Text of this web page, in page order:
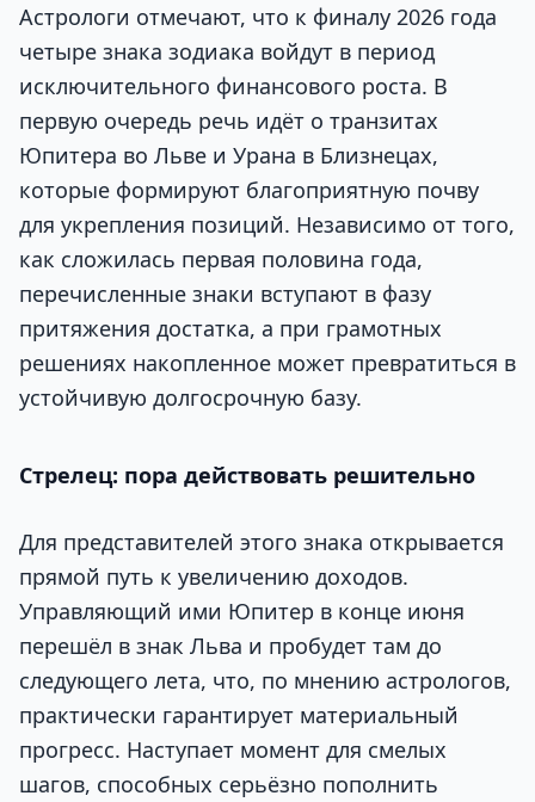
Астрологи отмечают, что к финалу 2026 года
четыре знака зодиака войдут в период
исключительного финансового роста. В
первую очередь речь идёт о транзитах
Юпитера во Льве и Урана в Близнецах,
которые формируют благоприятную почву
для укрепления позиций. Независимо от того,
как сложилась первая половина года,
перечисленные знаки вступают в фазу
притяжения достатка, а при грамотных
решениях накопленное может превратиться в
устойчивую долгосрочную базу.
Стрелец: пора действовать решительно
Для представителей этого знака открывается
прямой путь к увеличению доходов.
Управляющий ими Юпитер в конце июня
перешёл в знак Льва и пробудет там до
следующего лета, что, по мнению астрологов,
практически гарантирует материальный
прогресс. Наступает момент для смелых
шагов, способных серьёзно пополнить